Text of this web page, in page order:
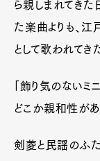
ら親しまれてきた
た楽曲よりも、
として歌われてき
「飾り気のない
どこか親和性があ
剣菱と民謡のふ